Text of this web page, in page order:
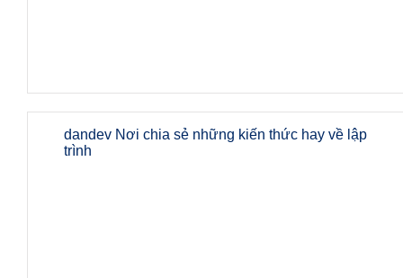
dandev Nơi chia sẻ những kiến thức hay về lập
trình